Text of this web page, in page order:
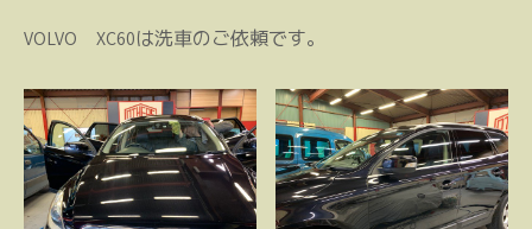
VOLVO XC60は洗車のご依頼です。